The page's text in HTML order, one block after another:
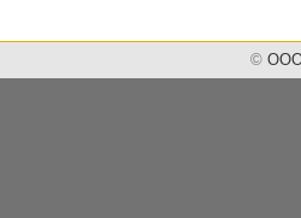
© ООО